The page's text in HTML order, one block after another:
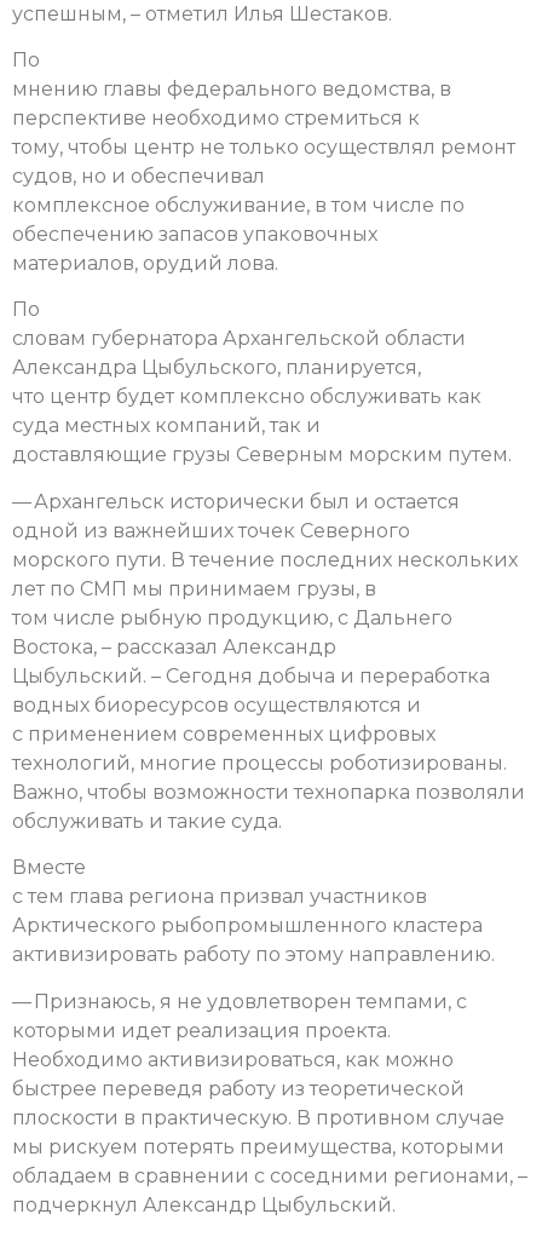
успешным, – отметил Илья Шестаков.
По
мнению главы федерального ведомства, в
перспективе необходимо стремиться к
тому, чтобы центр не только осуществлял ремонт
судов, но и обеспечивал
комплексное обслуживание, в том числе по
обеспечению запасов упаковочных
материалов, орудий лова.
По
словам губернатора Архангельской области
Александра Цыбульского, планируется,
что центр будет комплексно обслуживать как
суда местных компаний, так и
доставляющие грузы Северным морским путем.
— Архангельск исторически был и остается
одной из важнейших точек Северного
морского пути. В течение последних нескольких
лет по СМП мы принимаем грузы, в
том числе рыбную продукцию, с Дальнего
Востока, – рассказал Александр
Цыбульский. – Сегодня добыча и переработка
водных биоресурсов осуществляются и
с применением современных цифровых
технологий, многие процессы роботизированы.
Важно, чтобы возможности технопарка позволяли
обслуживать и такие суда.
Вместе
с тем глава региона призвал участников
Арктического рыбопромышленного кластера
активизировать работу по этому направлению.
— Признаюсь, я не удовлетворен темпами, с
которыми идет реализация проекта.
Необходимо активизироваться, как можно
быстрее переведя работу из теоретической
плоскости в практическую. В противном случае
мы рискуем потерять преимущества, которыми
обладаем в сравнении с соседними регионами, –
подчеркнул Александр Цыбульский.